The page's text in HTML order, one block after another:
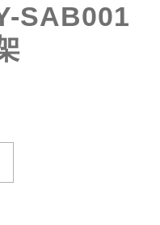
SAB001